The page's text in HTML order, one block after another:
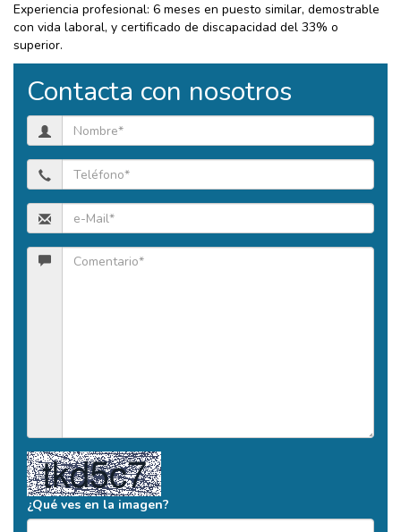
Experiencia profesional: 6 meses en puesto similar, demostrable
con vida laboral, y certificado de discapacidad del 33% o
superior.
Contacta con nosotros
¿Qué ves en la imagen?